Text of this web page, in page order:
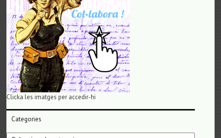
Clicka les imatges per accedir-hi
Categories